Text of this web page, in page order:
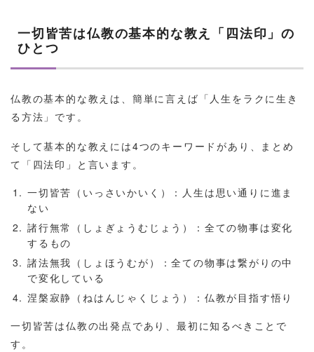
一切皆苦は仏教の基本的な教え「四法印」の
ひとつ
仏教の基本的な教えは、簡単に言えば「人生をラクに生き
る方法」です。
そして基本的な教えには4つのキーワードがあり、まとめ
て「四法印」と言います。
一切皆苦（いっさいかいく）：人生は思い通りに進ま
ない
諸行無常（しょぎょうむじょう）：全ての物事は変化
するもの
諸法無我（しょほうむが）：全ての物事は繋がりの中
で変化している
涅槃寂静（ねはんじゃくじょう）：仏教が目指す悟り
一切皆苦は仏教の出発点であり、最初に知るべきことで
す。